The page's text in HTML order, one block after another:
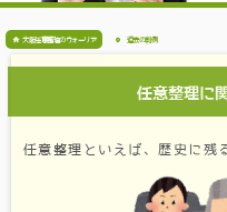
大阪任意整理のウォーリア 過去の判例
任意整理に
任意整理といえば、歴史に残